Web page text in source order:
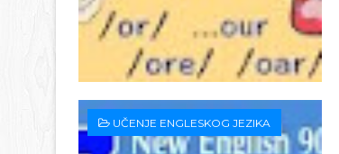
UČENJE ENGLESKOG JEZIKA